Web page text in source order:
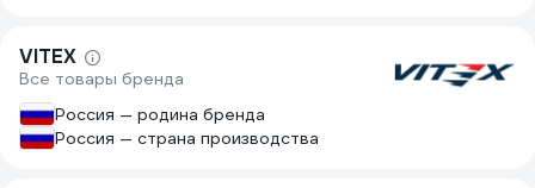
VITEX
Все товары бренда
Россия — родина бренда
Россия — страна производства